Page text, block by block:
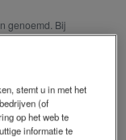
genoemd. Bij
enzym waardoor het
(goed) kan
zal mogelijk
is het gebruik van
leveren alle
zijn, behalve de
stemt u in met het
(of
op het web te
informatie te